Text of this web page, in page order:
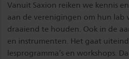
Vanuit Saxion reiken we kennis
aan de verenigingen om hun lab
draaiend te houden. Ook in de
en instrumenten. Het gaat
lesprogramma’s en workshops.